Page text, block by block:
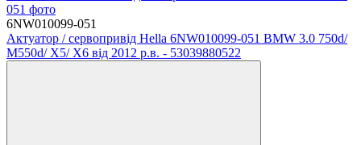
6NW010099-051
Актуатор / сервопривід Hella 6NW010099-051 BMW 3.0 750d/
M550d/ X5/ X6 від 2012 р.в. - 53039880522